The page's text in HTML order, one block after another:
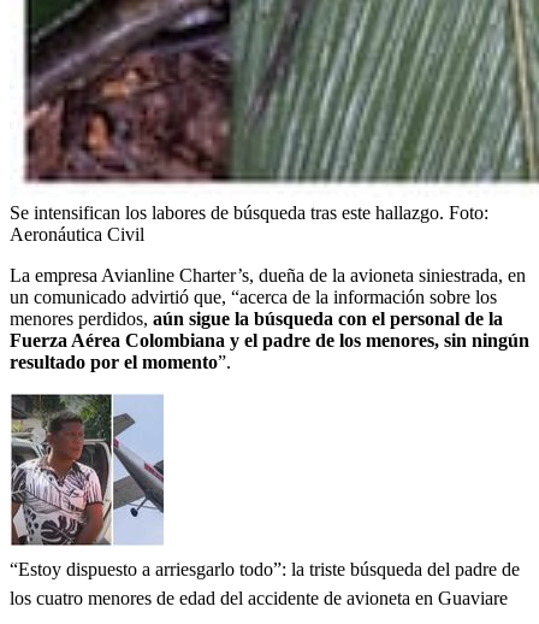
Se intensifican los labores de búsqueda tras este hallazgo. Foto:
Aeronáutica Civil
La empresa Avianline Charter’s, dueña de la avioneta siniestrada, en
un comunicado advirtió que, “acerca de la información sobre los
menores perdidos, aún sigue la búsqueda con el personal de la
Fuerza Aérea Colombiana y el padre de los menores, sin ningún
resultado por el momento”.
“Estoy dispuesto a arriesgarlo todo”: la triste búsqueda del padre de
los cuatro menores de edad del accidente de avioneta en Guaviare